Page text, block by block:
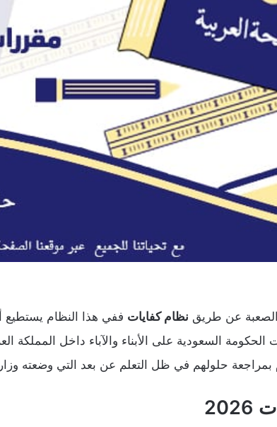
عن طريق نظام كفايات ففي هذا النظام يستطيع
السعودية على الأبناء والآباء داخل المملكة
حلولهم في ظل التعلم عن بعد التي وضعته وزارة